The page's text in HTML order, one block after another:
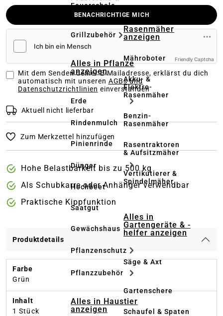
Feuerschale
Grillzubehör
Alles in Pflanze
anzeigen
Erde
Rindenmulch
Pinienrinde
Dünger
Hochbeet
Saatgut
Gewächshaus
Pflanzenschutz
Pflanzzubehör
Alles in Haustier
anzeigen
Rasenmäher
anzeigen
Mähroboter
Akku- &
Elektro-
Rasenmäher
Benzin-
Rasenmäher
Rasentraktoren
& Aufsitzmäher
Vertikutierer &
Spindelmäher
Alles in
Gartengeräte & -
helfer anzeigen
Säge & Axt
Gartenschere
Schaufel & Spaten
BENACHRICHTIGE MICH
Friendly Captcha
Mit dem Senden deiner E-Mailadresse, erklärst du dich
automatisch mit unseren AGBs und
Datenschutzrichtlinien einverstanden
Aktuell nicht lieferbar
Zum Merkzettel hinzufügen
Hohe Belastbarkeit bis zu 500 kg
Als Schubkarre oder Anhänger verwendbar
Praktische Kippfunktion
Produktdetails
Farbe
Grün
Inhalt
1 Stück